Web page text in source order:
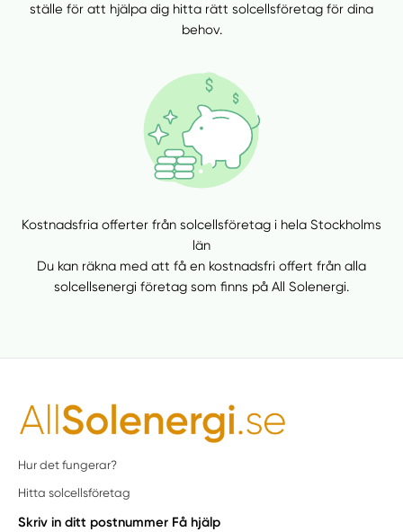
ställe för att hjälpa dig hitta rätt solcellsföretag för dina
behov.
Kostnadsfria offerter från solcellsföretag i hela Stockholms
län
Du kan räkna med att få en kostnadsfri offert från alla
solcellsenergi företag som finns på All Solenergi.
Hur det fungerar?
Hitta solcellsföretag
Skriv in ditt postnummer Få hjälp